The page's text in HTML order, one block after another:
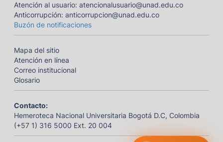
Atención al usuario: atencionalusuario@unad.edu.co
Anticorrupción: anticorrupcion@unad.edu.co
Buzón de notificaciones
Mapa del sitio
Atención en línea
Correo institucional
Glosario
Contacto:
Hemeroteca Nacional Universitaria Bogotá D.C, Colombia
(+57 1) 316 5000 Ext. 20 004